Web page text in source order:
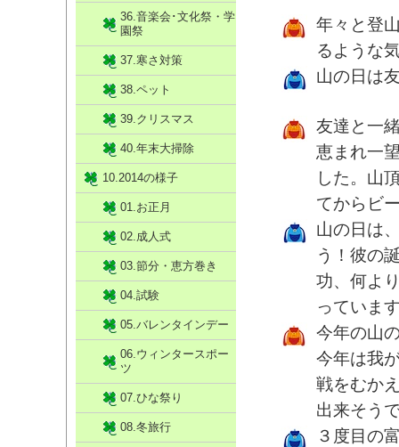
年々と登
るような
山の日は
友達と一
恵まれ一
した。山
てからビ
山の日は
う！彼の
功、何よ
っていま
今年の山
今年は我
戦をむか
出来そう
３度目の
36.音楽会･文化祭・学
園祭
37.寒さ対策
38.ペット
39.クリスマス
40.年末大掃除
10.2014の様子
01.お正月
02.成人式
03.節分・恵方巻き
04.試験
05.バレンタインデー
06.ウィンタースポー
ツ
07.ひな祭り
08.冬旅行